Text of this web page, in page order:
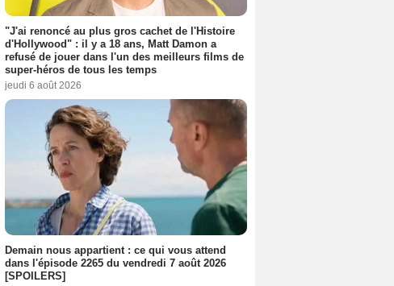
"J'ai renoncé au plus gros cachet de l'Histoire
d'Hollywood" : il y a 18 ans, Matt Damon a
refusé de jouer dans l'un des meilleurs films de
super-héros de tous les temps
jeudi 6 août 2026
Demain nous appartient : ce qui vous attend
dans l'épisode 2265 du vendredi 7 août 2026
[SPOILERS]